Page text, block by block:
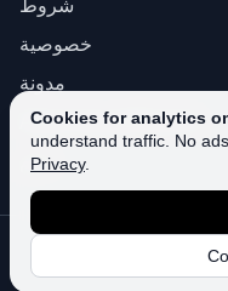
Cookies for analytics
understand traffic. No
Privacy.
شروط
خصوصية
مدونة
About SoundPlusUA
دعم